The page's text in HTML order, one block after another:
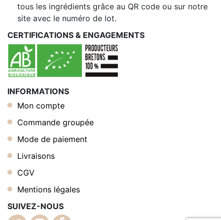
tous les ingrédients grâce au QR code ou sur notre
site avec le numéro de lot.
CERTIFICATIONS & ENGAGEMENTS
INFORMATIONS
Mon compte
Commande groupée
Mode de paiement
Livraisons
CGV
Mentions légales
SUIVEZ-NOUS